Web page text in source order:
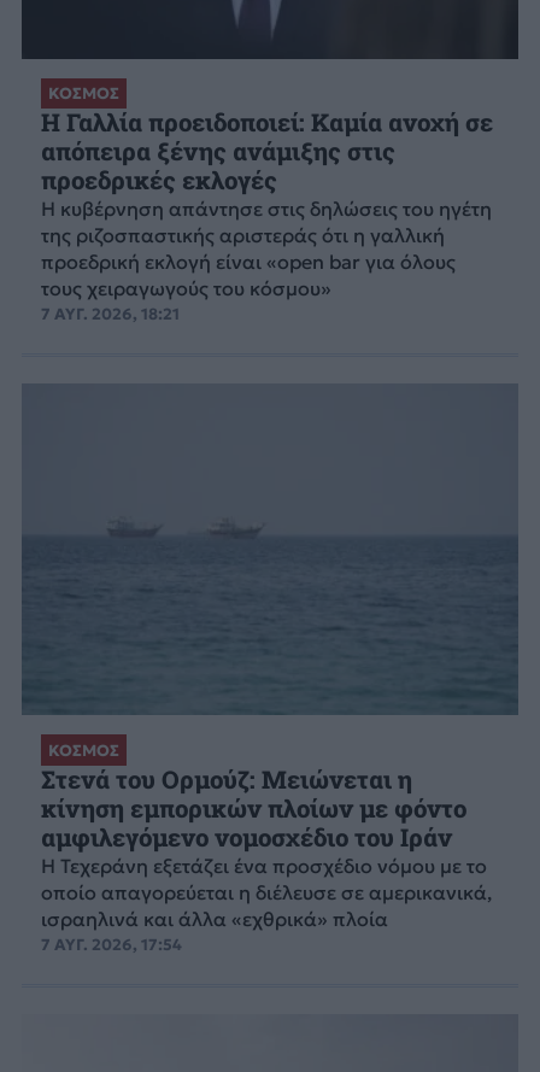
ΚΟΣΜΟΣ
Η Γαλλία προειδοποιεί: Καμία ανοχή σε
απόπειρα ξένης ανάμιξης στις
προεδρικές εκλογές
Η κυβέρνηση απάντησε στις δηλώσεις του ηγέτη
της ριζοσπαστικής αριστεράς ότι η γαλλική
προεδρική εκλογή είναι «open bar για όλους
τους χειραγωγούς του κόσμου»
7 ΑΥΓ. 2026, 18:21
ΚΟΣΜΟΣ
Στενά του Ορμούζ: Μειώνεται η
κίνηση εμπορικών πλοίων με φόντο
αμφιλεγόμενο νομοσχέδιο του Ιράν
Η Τεχεράνη εξετάζει ένα προσχέδιο νόμου με το
οποίο απαγορεύεται η διέλευσε σε αμερικανικά,
ισραηλινά και άλλα «εχθρικά» πλοία
7 ΑΥΓ. 2026, 17:54